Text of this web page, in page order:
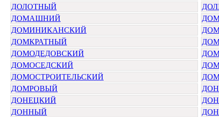
ДОЛОТНЫЙ
ДОМАШНИЙ
ДОМИНИКАНСКИЙ
ДОМКРАТНЫЙ
ДОМОДЕДОВСКИЙ
ДОМОСЕДСКИЙ
ДОМОСТРОИТЕЛЬСКИЙ
ДОМРОВЫЙ
ДОНЕЦКИЙ
ДОННЫЙ